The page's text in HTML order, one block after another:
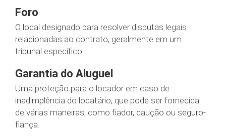
Foro
O local designado para resolver disputas legais
relacionadas ao contrato, geralmente em um
tribunal específico.
Garantia do Aluguel
Uma proteção para o locador em caso de
inadimplência do locatário, que pode ser fornecida
de várias maneiras, como fiador, caução ou seguro-
fiança.